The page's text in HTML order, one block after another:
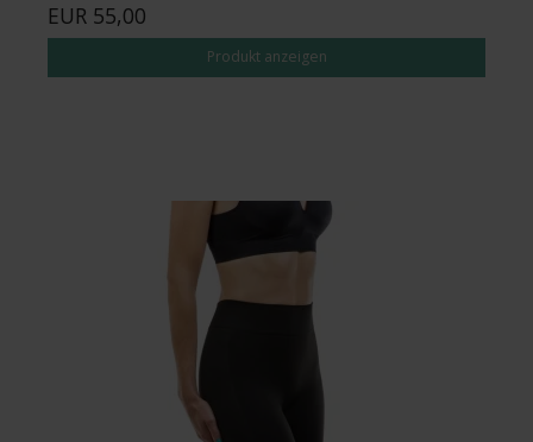
EUR 55,00
Produkt anzeigen